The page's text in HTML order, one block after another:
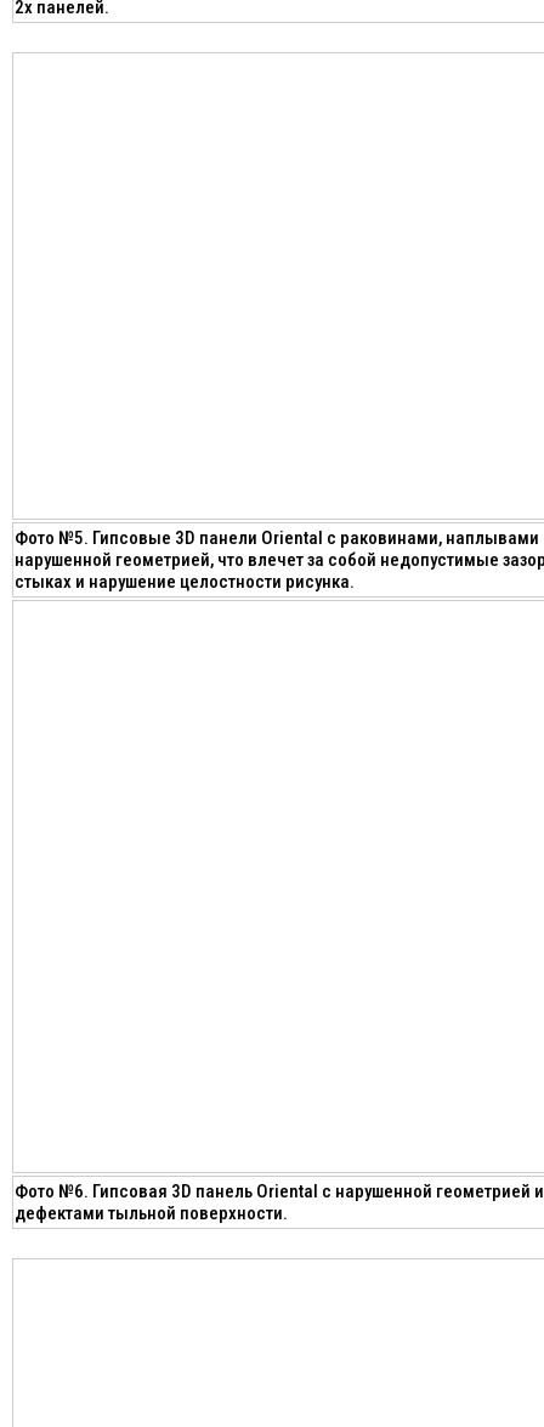
2х панелей.
Фото №5. Гипсовые 3D панели Oriental с раковинами, наплывами
нарушенной геометрией, что влечет за собой недопустимые
стыках и нарушение целостности рисунка.
Фото №6. Гипсовая 3D панель Oriental с нарушенной геометрией и
дефектами тыльной поверхности.